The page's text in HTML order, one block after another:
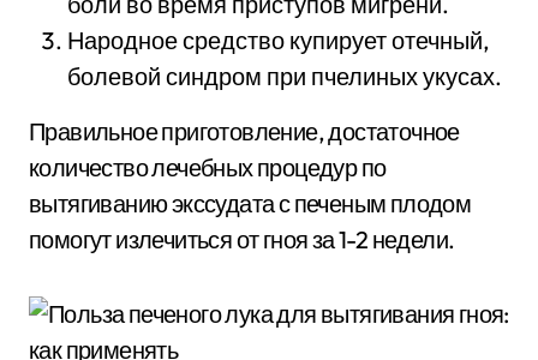
Народное средство купирует отечный,
болевой синдром при пчелиных укусах.
Правильное приготовление, достаточное
количество лечебных процедур по
вытягиванию экссудата с печеным плодом
помогут излечиться от гноя за 1-2 недели.